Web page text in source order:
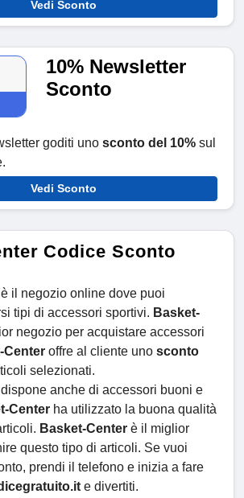
Vedi Sconto
10% Newsletter
Sconto
goditi uno sconto del 10% sul
Vedi Sconto
Codice Sconto
è il negozio online dove puoi
tipi di accessori sportivi. Basket-
negozio per acquistare accessori
Center offre al cliente uno sconto
selezionati.
dispone anche di accessori buoni e
Center ha utilizzato la buona qualità
Basket-Center è il miglior
questo tipo di articoli. Se vuoi
prendi il telefono e inizia a fare
e divertiti.